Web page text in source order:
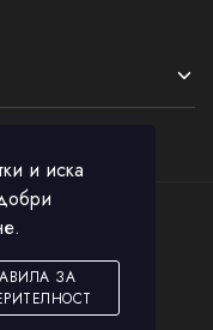
и иска
ЗА